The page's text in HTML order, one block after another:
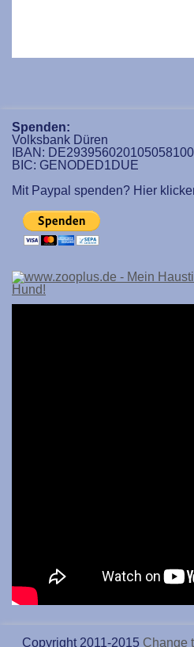
Spenden:
Volksbank Düren
IBAN:
BIC: GENODED1DUE
Mit Paypal spenden? Hier
Copyright 2011-2015 Change